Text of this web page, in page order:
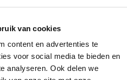
van cookies
content en advertenties te
voor social media te bieden en
analyseren. Ook delen we
haben, die unsere
Sie zum Telefon und